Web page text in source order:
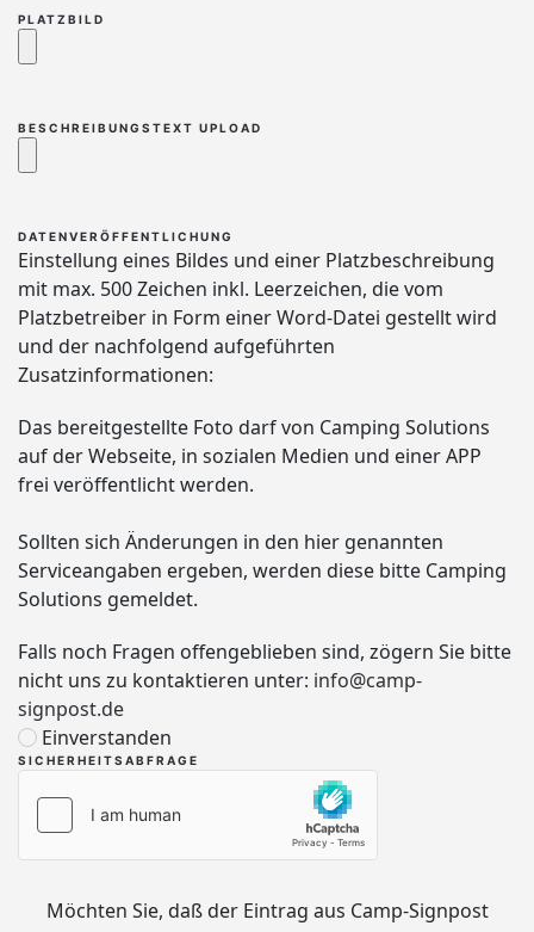
PLATZBILD
BESCHREIBUNGSTEXT UPLOAD
DATENVERÖFFENTLICHUNG
Einstellung eines Bildes und einer Platzbeschreibung
mit max. 500 Zeichen inkl. Leerzeichen, die vom
Platzbetreiber in Form einer Word-Datei gestellt wird
und der nachfolgend aufgeführten
Zusatzinformationen:
Das bereitgestellte Foto darf von Camping Solutions
auf der Webseite, in sozialen Medien und einer APP
frei veröffentlicht werden.
Sollten sich Änderungen in den hier genannten
Serviceangaben ergeben, werden diese bitte Camping
Solutions gemeldet.
Falls noch Fragen offengeblieben sind, zögern Sie bitte
nicht uns zu kontaktieren unter: info@camp-
signpost.de
Einverstanden
SICHERHEITSABFRAGE
Möchten Sie, daß der Eintrag aus Camp-Signpost